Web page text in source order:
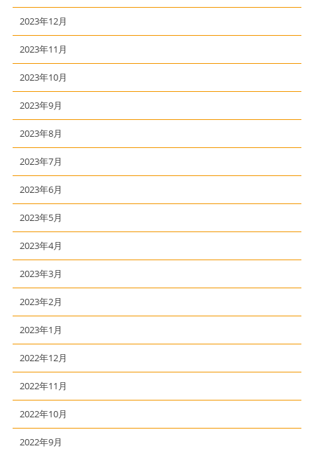
2023年12月
2023年11月
2023年10月
2023年9月
2023年8月
2023年7月
2023年6月
2023年5月
2023年4月
2023年3月
2023年2月
2023年1月
2022年12月
2022年11月
2022年10月
2022年9月